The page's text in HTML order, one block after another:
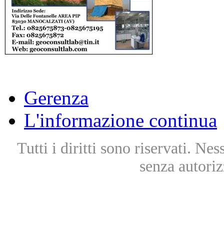
Gerenza
L'informazione continua
Tutti i diritti sono riservati.
senza